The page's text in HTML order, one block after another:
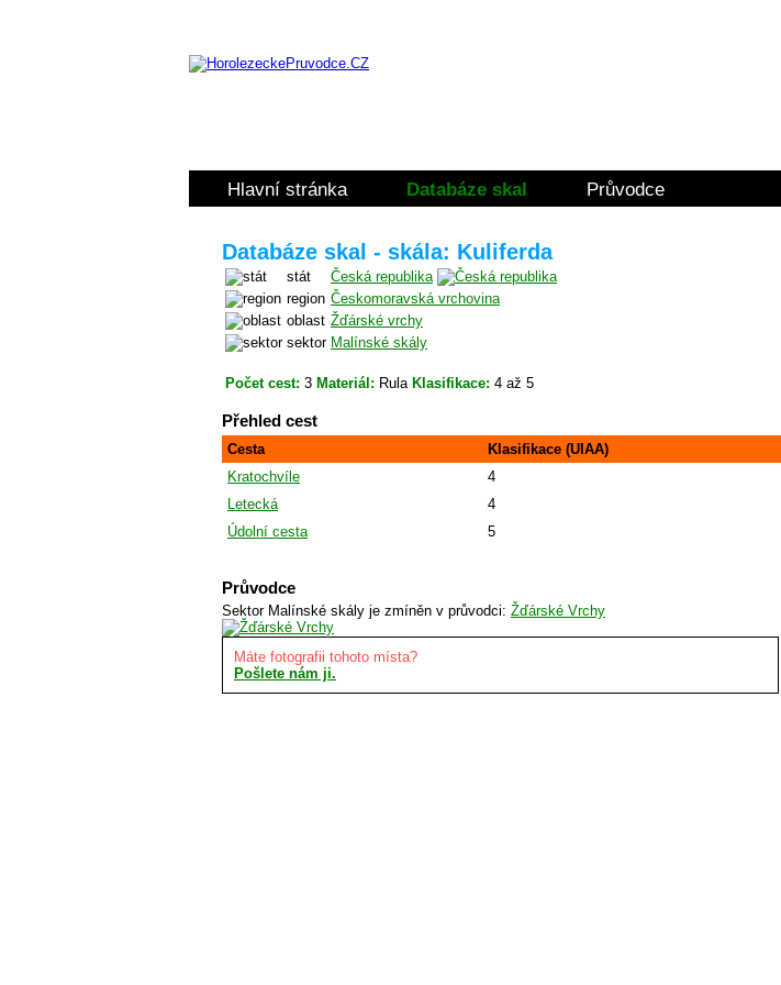
Hlavní stránka Databáze skal Průvodce
Databáze skal - skála: Kuliferda
stát
Česká republika
region Českomoravská vrchovina
oblast Žďárské vrchy
sektor Malínské skály
Počet cest: 3 Materiál: Rula Klasifikace: 4 až 5
Přehled cest
Cesta Klasifikace (UIAA)
Kratochvíle
4
Letecká
4
Údolní cesta
5
Průvodce
Sektor Malínské skály je zmíněn v průvodci: Žďárské Vrchy
Máte fotografii tohoto místa?
Pošlete nám ji.